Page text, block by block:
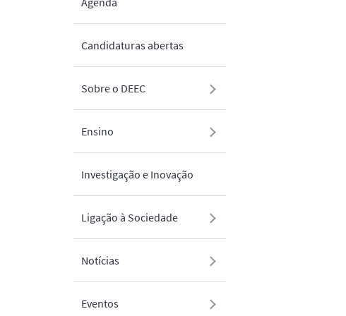
Candidaturas abertas
Sobre o DEEC
Ensino
Investigação e Inovação
Ligação à Sociedade
Notícias
Eventos